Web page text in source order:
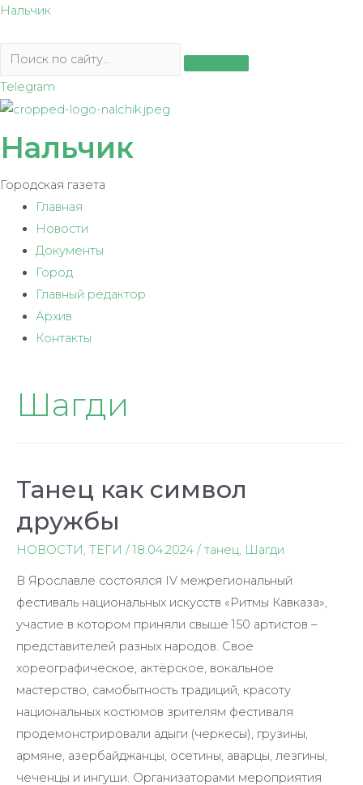
Перейти
содержимому
Нальчик
Telegram
Нальчик
Городская газета
Главная
Новости
Документы
Город
Главный редактор
Архив
Контакты
Шагди
Танец как символ
дружбы
НОВОСТИ, ТЕГИ /18.04.2024 / танец, Шагди
В Ярославле состоялся IV межрегиональный
фестиваль национальных искусств «Ритмы Кавказа»,
участие в котором приняли свыше 150 артистов –
представителей разных народов. Своё
хореографическое, актёрское, вокальное
мастерство, самобытность традиций, красоту
национальных костюмов зрителям фестиваля
продемонстрировали адыги (черкесы), грузины,
армяне, азербайджанцы, осетины, аварцы, лезгины,
чеченцы и ингуши. Организаторами мероприятия